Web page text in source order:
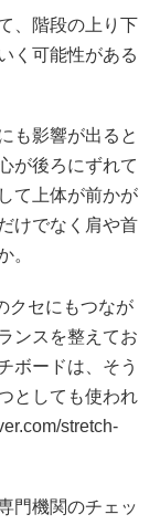
、階段の上り下
く可能性がある
も影響が出ると
が後ろにずれて
て上体が前かが
けでなく肩や首
。
クセにもつなが
ンスを整えてお
ボードは、そう
としても使われ
stretch-
門機関のチェッ